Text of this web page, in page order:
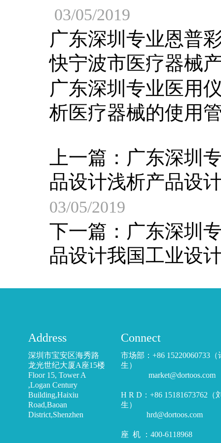
03/05/2019
广东深圳专业恩普
快宁波市医疗器械
广东深圳专业医用
析医疗器械的使用
上一篇： 广东深圳
品设计浅析产品设
03/05/2019
下一篇： 广东深圳
品设计我国工业设
Address
深圳市宝安区海秀路
龙光世纪大厦A座15楼
Floor 15, Tower A
,Logan Century
Building,Haixiu
Road,Baoan
District,Shenzhen
Connect
市场部：+86 15220060733（
生）
market@dortoos.com
H R D：+86 15181673762（
生）
hrd@dortoos.com
座 机 ：400-6118968